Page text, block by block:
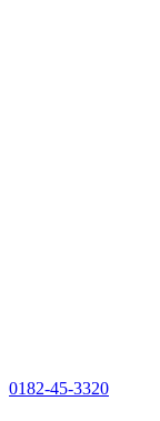
0182-45-3320